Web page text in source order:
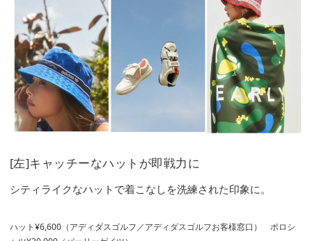
[左]キャッチーなハットが即戦力に
シティライクなハットで着こなしを洗練された印象に。
ハット¥6,600（アディダスゴルフ／アディダスゴルフお客様窓口） ポロシ